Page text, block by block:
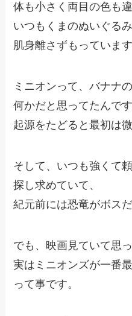
体も小さく両目の色も違
いつもくまのぬいぐる
肌身離さずもっています
ミニオンって、バナナ
何かだと思ってたんです
起源をたどると最初は
そして、いつも強くて
探し求めていて、
紀元前には恐竜がボス
でも、映画見ていて思
実はミニオンズが一番
って事です。